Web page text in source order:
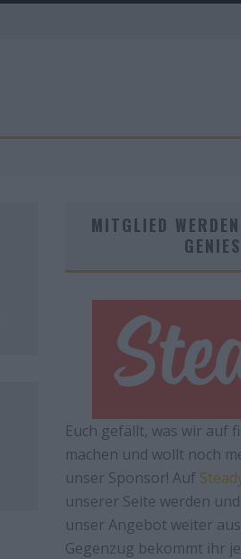
MITGLIED
Euch gefällt, was wir auf
machen und wollt noch
unser Sponsor! Auf
unserer Seite werden
unser Angebot weiter
Gegenzug bekommt ihr